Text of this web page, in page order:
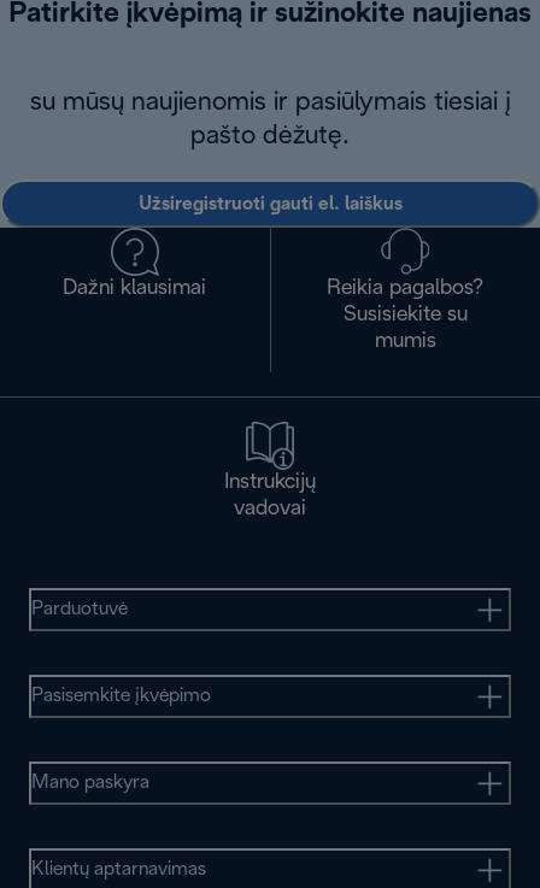
Patirkite įkvėpimą ir sužinokite naujienas
su mūsų naujienomis ir pasiūlymais tiesiai į
pašto dėžutę.
Užsiregistruoti gauti el. laiškus
Dažni klausimai
Reikia pagalbos?
Susisiekite su
mumis
Instrukcijų
vadovai
Parduotuvė
Pasisemkite įkvėpimo
Mano paskyra
Klientų aptarnavimas